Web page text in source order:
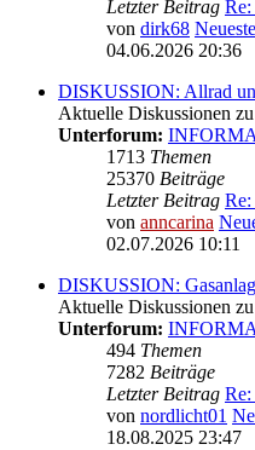
Letzter Beitrag
von dirk68
04.06.2026 20:36
DISKUSSION: Allrad
Aktuelle Diskussionen
Unterforum:
1713 Themen
25370 Beiträge
Letzter Beitrag
von anncarina
02.07.2026 10:11
DISKUSSION:
Aktuelle Diskussionen
Unterforum:
494 Themen
7282 Beiträge
Letzter Beitrag
von nordlicht01
18.08.2025 23:47